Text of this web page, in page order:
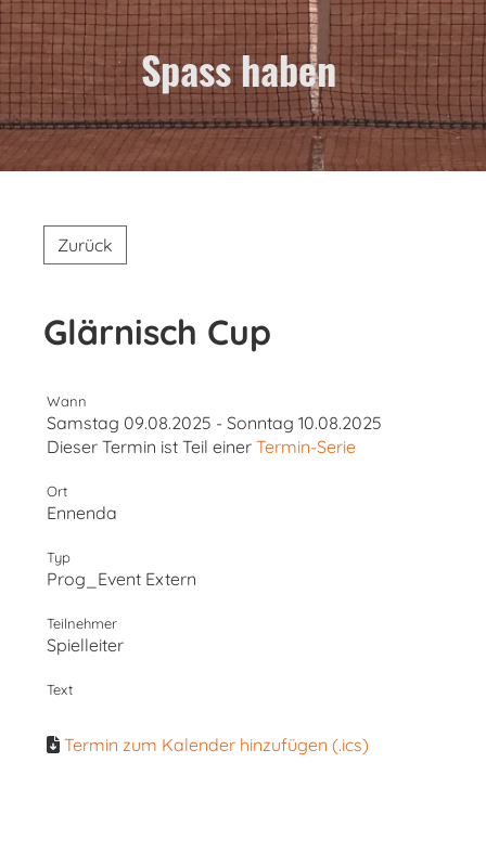
Spass haben
Zurück
Glärnisch Cup
Wann
Samstag 09.08.2025 - Sonntag 10.08.2025
Dieser Termin ist Teil einer Termin-Serie
Ort
Ennenda
Typ
Prog_Event Extern
Teilnehmer
Spielleiter
Text
Termin zum Kalender hinzufügen (.ics)